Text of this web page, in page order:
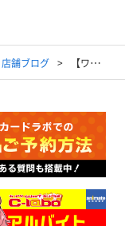
店舗ブログ 【ワンピースカードゲーム】2025年8月10日開催 スタンダードバトル結果発表【優勝デッキ】